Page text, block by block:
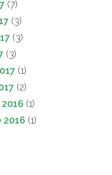
(7)
(3)
(3)
(3)
(1)
(2)
(1)
(1)